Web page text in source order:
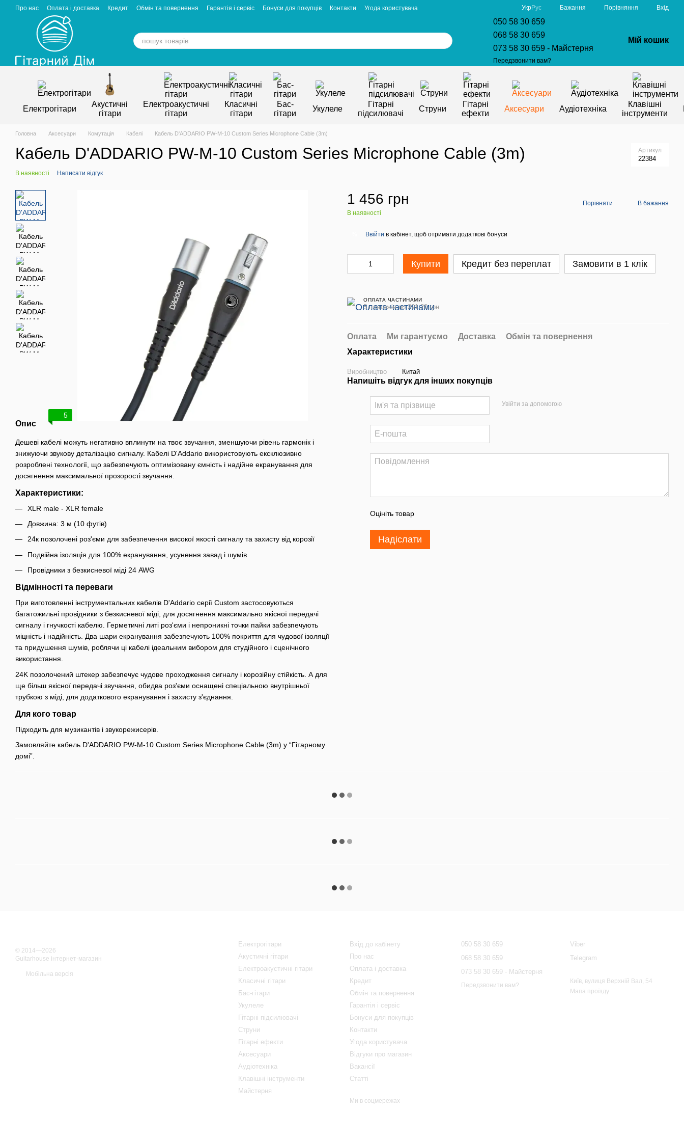
Перейти к основному контенту
Про нас Оплата і доставка Кредит Обмін та повернення Гарантія і сервіс Бонуси для покупців Контакти
Угода користувача
Відгуки про магазин
УкрРус Бажання Порівняння Вхід
050 58 30 659
068 58 30 659
073 58 30 659 - Майстерня
Передзвонити вам?
Мій кошик
Електрогітари
Акустичні
гітари
Електроакустичні
гітари
Класичні
гітари
Бас-
гітари
Укулеле
Гітарні
підсилювачі
Струни
Гітарні
ефекти
Аксесуари Аудіотехніка
Клавішні
інструменти
Головна Аксесуари Комутація Кабелі Кабель D'ADDARIO PW-M-10 Custom Series Microphone Cable (3m)
Кабель D'ADDARIO PW-M-10 Custom Series Microphone Cable (3m) Артикул
22384
В наявності Написати відгук
5
Опис
Дешеві кабелі можуть негативно вплинути на твоє звучання, зменшуючи рівень гармонік і
знижуючи звукову деталізацію сигналу. Кабелі D'Addario використовують ексклюзивно
розроблені технології, що забезпечують оптимізовану ємність і надійне екранування для
досягнення максимальної прозорості звучання.
Характеристики:
XLR male - XLR female
Довжина: 3 м (10 футів)
24к позолочені роз'єми для забезпечення високої якості сигналу та захисту від корозії
Подвійна ізоляція для 100% екранування, усунення завад і шумів
Провідники з безкисневої міді 24 AWG
Відмінності та переваги
При виготовленні інструментальних кабелів D'Addario серії Custom застосовуються
багатожильні провідники з безкисневої міді, для досягнення максимально якісної передачі
сигналу і гнучкості кабелю. Герметичні литі роз'єми і непроникні точки пайки забезпечують
міцність і надійність. Два шари екранування забезпечують 100% покриття для чудової ізоляції
та придушення шумів, роблячи ці кабелі ідеальним вибором для студійного і сценічного
використання.
24K позолочений штекер забезпечує чудове проходження сигналу і корозійну стійкість. А для
ще більш якісної передачі звучання, обидва роз'єми оснащені спеціальною внутрішньої
трубкою з міді, для додаткового екранування і захисту з'єднання.
Для кого товар
Підходить для музикантів і звукорежисерів.
Замовляйте кабель D'ADDARIO PW-M-10 Custom Series Microphone Cable (3m) у “Гітарному
домі”.
1 456 грн
В наявності
Порівняти В бажання
Ввійти в кабінет, щоб отримати додаткові бонуси
Купити Кредит без переплат Замовити в 1 клік
ОПЛАТА ЧАСТИНАМИ
5 платежів по 291.20 грн
Оплата Ми гарантуємо Доставка
Обмін та повернення
Характеристики
Виробництво Китай
Напишіть відгук для інших покупців
Увійти за допомогою
Оцініть товар
Надіслати
© 2014—2026
Guitarhouse інтернет-магазин
Мобільна версія
Електрогітари
Акустичні гітари
Електроакустичні гітари
Класичні гітари
Бас-гітари
Укулеле
Гітарні підсилювачі
Струни
Гітарні ефекти
Аксесуари
Аудіотехніка
Клавішні інструменти
Майстерня
Вхід до кабінету
Про нас
Оплата і доставка
Кредит
Обмін та повернення
Гарантія і сервіс
Бонуси для покупців
Контакти
Угода користувача
Відгуки про магазин
Вакансії
Статті
Ми в соцмережах
050 58 30 659
068 58 30 659
073 58 30 659 - Майстерня
Передзвонити вам?
Viber
Telegram
Київ, вулиця Верхній Вал, 54
Мапа проїзду